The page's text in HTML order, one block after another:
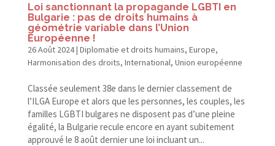
Loi sanctionnant la propagande LGBTI en
Bulgarie : pas de droits humains à
géométrie variable dans l’Union
Européenne !
26 Août 2024| Diplomatie et droits humains, Europe,
Harmonisation des droits, International, Union européenne
Classée seulement 38e dans le dernier classement de
l’ILGA Europe et alors que les personnes, les couples, les
familles LGBTI bulgares ne disposent pas d’une pleine
égalité, la Bulgarie recule encore en ayant subitement
approuvé le 8 août dernier une loi incluant un...